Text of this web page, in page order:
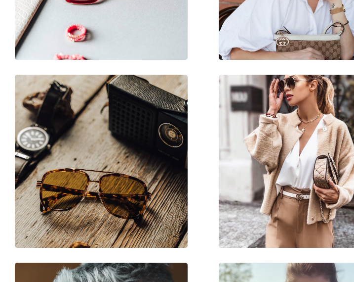
Súly:
Állítható orrpárna:
Kiegészítők
Egyéb
Nem:
Női
Kategória:
Napszemüvegek
Márka:
Gucci
Használat:
Divat
Kód:
GG0418S 001 54